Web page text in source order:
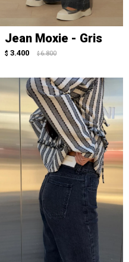
Jean Moxie - Gris
$ 3.400 $ 6.800